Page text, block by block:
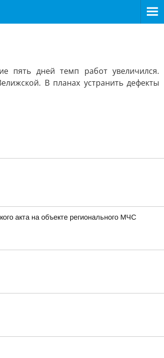
пять дней темп работ увеличился.
В планах устранить дефекты
акта на объекте регионального МЧС